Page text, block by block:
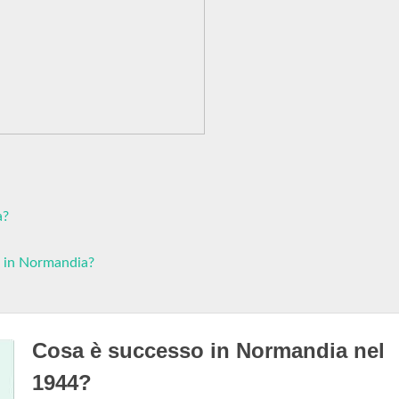
Normandia?
Cosa è successo in Normandia nel
1944?